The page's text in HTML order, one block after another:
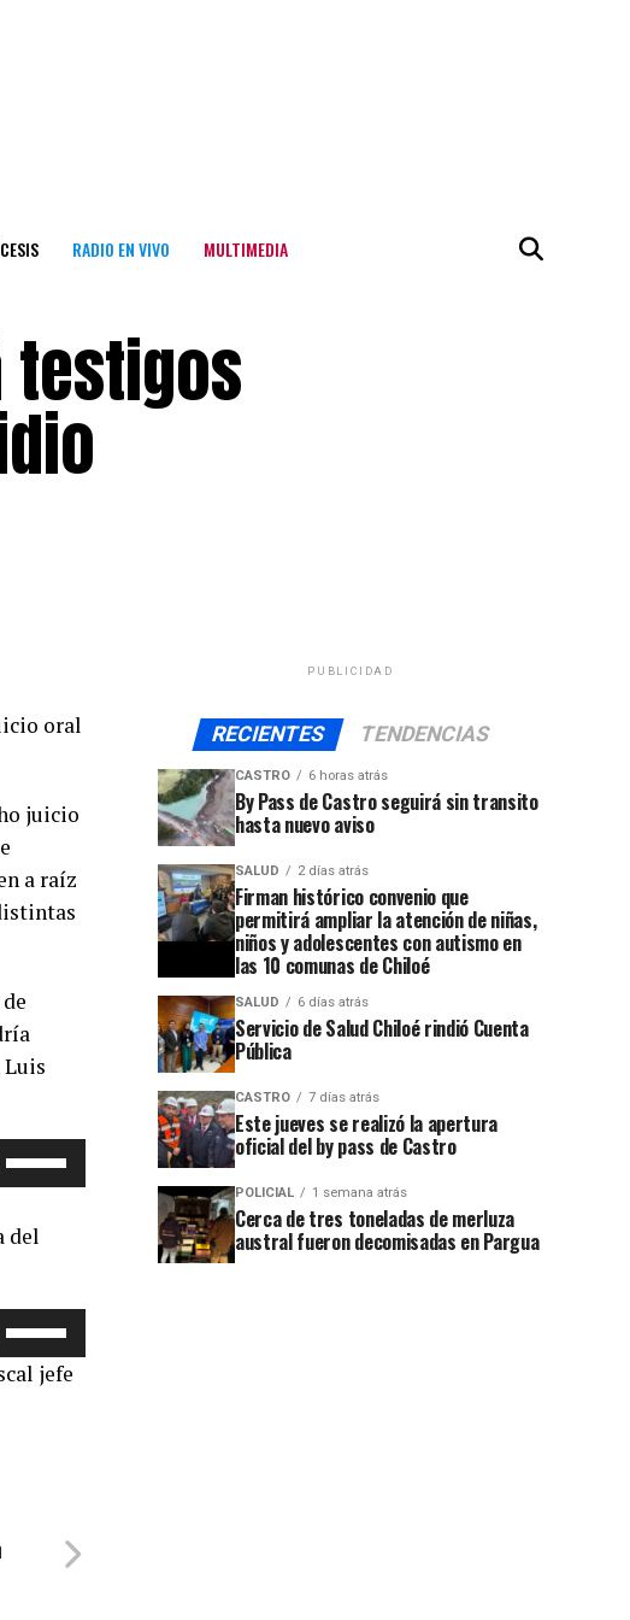
RADIO EN VIVO MULTIMEDIA
testigos
oral
juicio
a raíz
de
para
aumentar
o
del
teclasjefe
PUBLICIDAD
RECIENTES TENDENCIAS
CASTRO 6 horas atrás
By Pass de Castro seguirá sin transito
hasta nuevo aviso
SALUD 2 días atrás
Firman histórico convenio que
permitirá ampliar la atención de niñas,
niños y adolescentes con autismo en
las 10 comunas de Chiloé
SALUD 6 días atrás
Servicio de Salud Chiloé rindió Cuenta
Pública
CASTRO 7 días atrás
Este jueves se realizó la apertura
oficial del by pass de Castro
POLICIAL 1 semana atrás
Cerca de tres toneladas de merluza
austral fueron decomisadas en Pargua